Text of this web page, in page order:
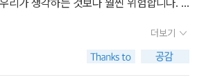
기에서 삶을 바라보는 능력(p58)’이라 한
이 조금이나마 생겨나는 것일까? 책 안에
아보고, 내 삶을 되짚어가고 앞으로의 삶
고 싶은 책들에 대한 갈증이 크고도 깊다.
책을 놓지 않겠다고 다짐하는 이유다. 그
고. 나는 이 책을 '책 권하는 책', 그러니까
리가 생각하는 것보다 훨씬 위험합니다. ?
인간은 추하고 형
도 인간은 참으로 끝없이 질문을 던지면
가 얻은 해답과 믿음을 지침으로 삼아 인
더보기